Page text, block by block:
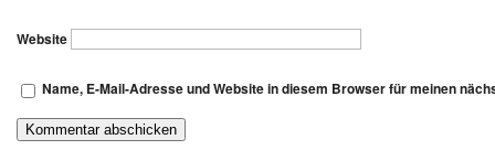
Website
Name, E-Mail-Adresse und Website in diesem Browser für meinen